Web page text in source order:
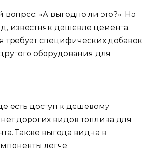
«А выгодно ли это?». На
известняк дешевле цемента.
требует специфических добавок
оборудования для
есть доступ к дешевому
дорогих видов топлива для
Также выгода видна в
легче